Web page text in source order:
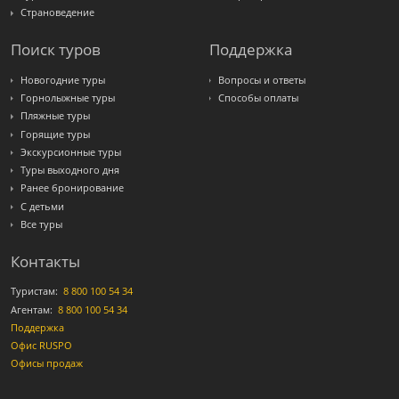
Страноведение
Поиск туров
Новогодние туры
Горнолыжные туры
Пляжные туры
Горящие туры
Экскурсионные туры
Туры выходного дня
Ранее бронирование
С детьми
Все туры
Поддержка
Вопросы и ответы
Способы оплаты
Контакты
Туристам: 8 800 100 54 34
Агентам: 8 800 100 54 34
Поддержка
Офис RUSPO
Офисы продаж